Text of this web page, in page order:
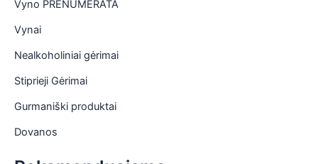
Vyno PRENUMERATA
Vynai
Nealkoholiniai gėrimai
Stiprieji Gėrimai
Gurmaniški produktai
Dovanos